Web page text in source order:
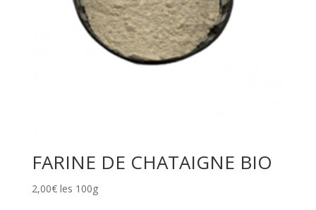
FARINE DE CHATAIGNE BIO
2,00€ les 100g